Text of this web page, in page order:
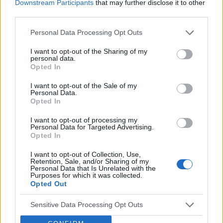
Downstream Participants that may further disclose it to other
Personal Data Processing Opt Outs
I want to opt-out of the Sharing of my
personal data.
Opted In
I want to opt-out of the Sale of my
Personal Data.
Opted In
I want to opt-out of processing my
Personal Data for Targeted Advertising.
Opted In
I want to opt-out of Collection, Use,
Retention, Sale, and/or Sharing of my
Personal Data that Is Unrelated with the
Purposes for which it was collected.
Opted Out
Sensitive Data Processing Opt Outs
22 PAŹDZIERNIKA 2019
W gabinecie lekarza
specjalisty.
Gastroenterologia
dziecięca w codziennej
praktyce